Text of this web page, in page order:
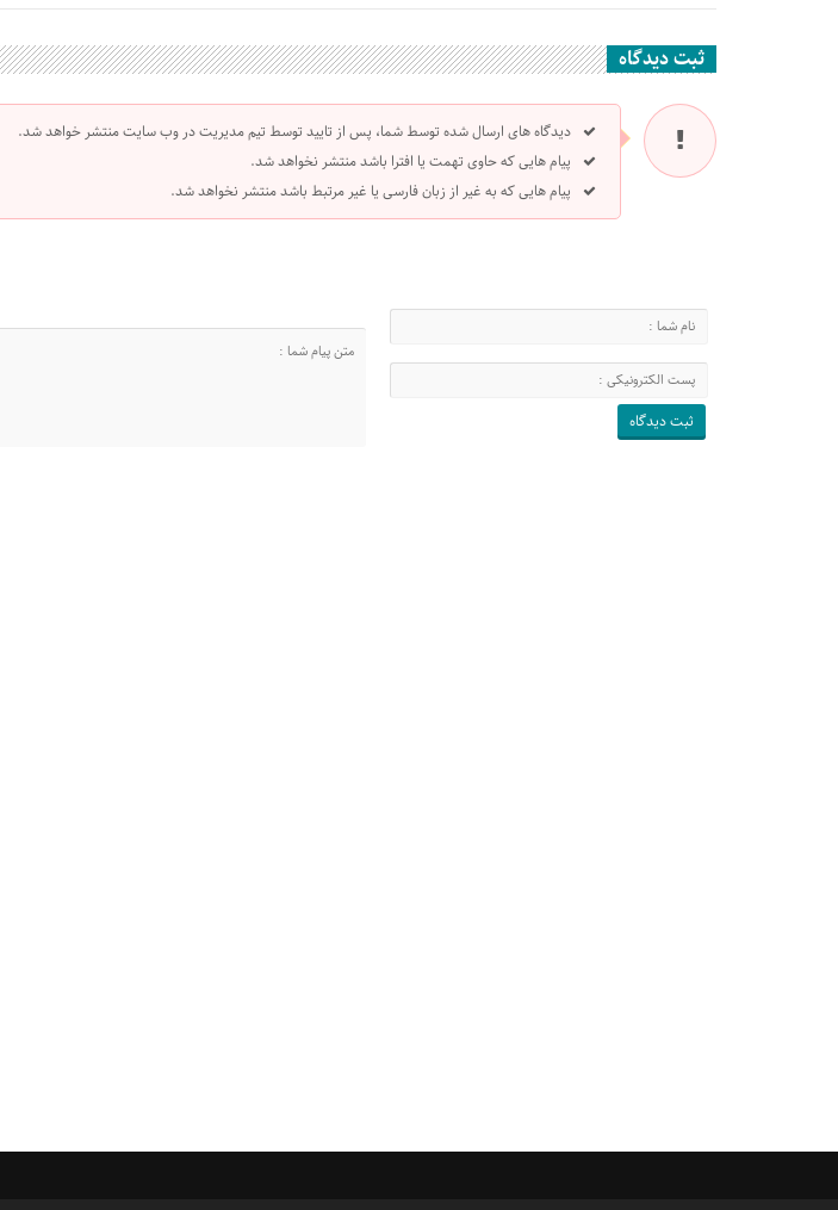
ثبت دیدگاه
دیدگاه های ارسال شده توسط شما، پس از تایید توسط تیم مدیریت در وب سایت منتشر خواهد شد.
پیام هایی که حاوی تهمت یا افترا باشد منتشر نخواهد شد.
پیام هایی که به غیر از زبان فارسی یا غیر مرتبط باشد منتشر نخواهد شد.